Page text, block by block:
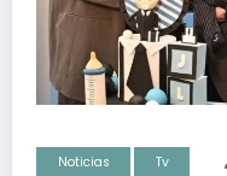
Noticias Tv